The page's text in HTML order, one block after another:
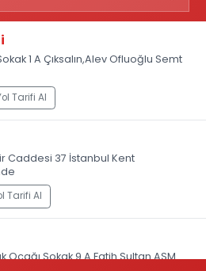
1 A Çıksalın,Alev Ofluoğlu Semt
Tarifi Al
Caddesi 37 İstanbul Kent
Tarifi Al
Sokak 9 A Fatih Sultan ASM